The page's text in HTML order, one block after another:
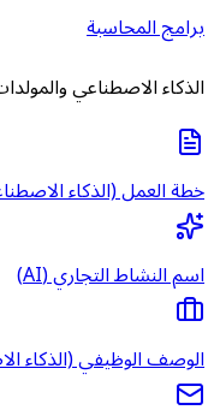
برامج المحاسبة
الذكاء الاصطناعي
خطة العمل (الذكاء
اسم النشاط التجاري (AI)
الوصف الوظيفي (الذكاء